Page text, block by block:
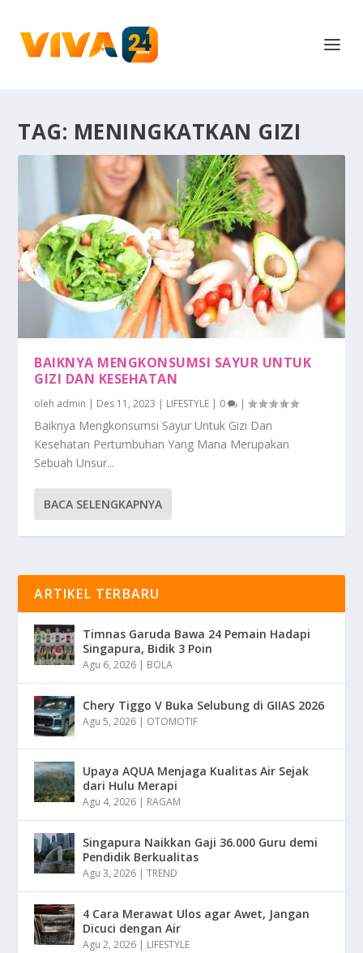
TAG: MENINGKATKAN GIZI
BAIKNYA MENGKONSUMSI SAYUR UNTUK
GIZI DAN KESEHATAN
oleh admin | Des 11, 2023 | LIFESTYLE | 0 |
Baiknya Mengkonsumsi Sayur Untuk Gizi Dan
Kesehatan Pertumbuhan Yang Mana Merupakan
Sebuah Unsur...
BACA SELENGKAPNYA
ARTIKEL TERBARU
Timnas Garuda Bawa 24 Pemain Hadapi
Singapura, Bidik 3 Poin
Agu 6, 2026 | BOLA
Chery Tiggo V Buka Selubung di GIIAS 2026
Agu 5, 2026 | OTOMOTIF
Upaya AQUA Menjaga Kualitas Air Sejak
dari Hulu Merapi
Agu 4, 2026 | RAGAM
Singapura Naikkan Gaji 36.000 Guru demi
Pendidik Berkualitas
Agu 3, 2026 |TREND
4 Cara Merawat Ulos agar Awet, Jangan
Dicuci dengan Air
Agu 2, 2026 | LIFESTYLE